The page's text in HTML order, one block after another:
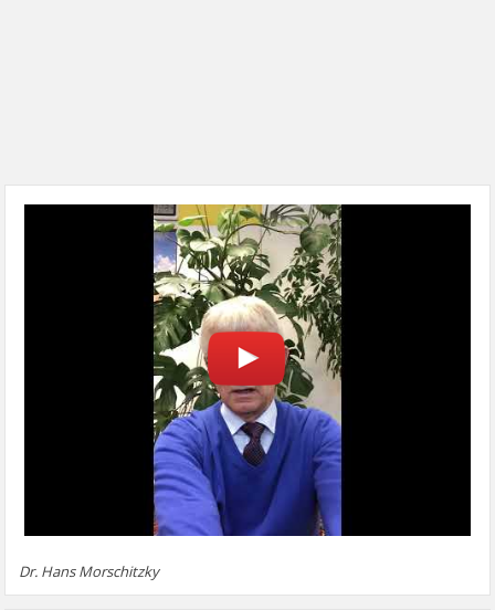
Dr. Hans Morschitzky